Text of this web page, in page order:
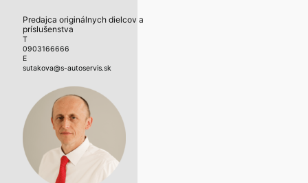
Predajca originálnych dielcov a
príslušenstva
T
0903166666
E
sutakova@s-autoservis.sk